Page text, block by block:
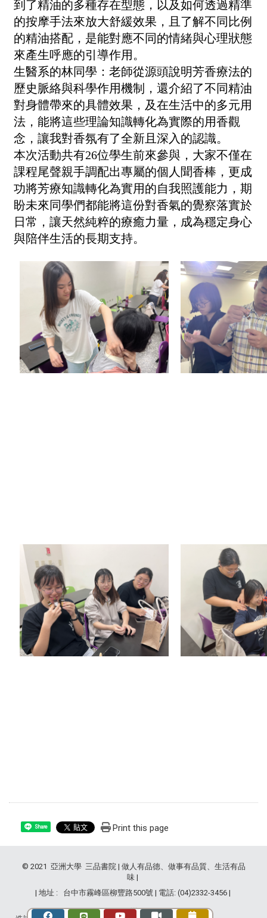
到了精油的多種存在型態，以及如何透過精準
的按摩手法來放大舒緩效果，且了解不同比例
的精油搭配，是能對應不同的情緒與心理狀態
來產生呼應的引導作用。
生醫系的林同學：老師從源頭說明芳香療法的
歷史脈絡與科學作用機制，還介紹了不同精油
對身體帶來的具體效果，及在生活中的多元用
法，能將這些理論知識轉化為實際的用香觀
念，讓我對香氛有了全新且深入的認識。
本次活動共有26位學生前來參與，大家不僅在
課程尾聲親手調配出專屬的個人聞香棒，更成
功將芳療知識轉化為實用的自我照護能力，期
盼未來同學們都能將這份對香氣的覺察落實於
日常，讓天然純粹的療癒力量，成為穩定身心
與陪伴生活的長期支持。
Share Print this page
© 2021 亞洲大學 三品書院 | 做人有品德、做事有品質、生活有品
味 |
| 地址 : 台中市霧峰區柳豐路500號 | 電話: (04)2332-3456 |